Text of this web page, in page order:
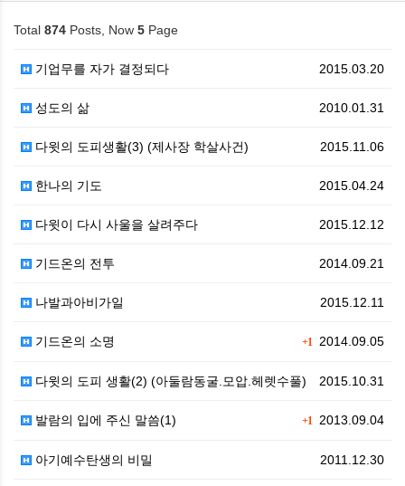
Total 874 Posts, Now 5 Page
2015.03.20
기업무를 자가 결정되다
2010.01.31
성도의 삶
2015.11.06
다윗의 도피생활(3) (제사장 학살사건)
2015.04.24
한나의 기도
2015.12.12
다윗이 다시 사울을 살려주다
2014.09.21
기드온의 전투
2015.12.11
나발과아비가일
+1 2014.09.05
기드온의 소명
2015.10.31
다윗의 도피 생활(2) (아둘람동굴.모압.헤렛수풀)
+1 2013.09.04
발람의 입에 주신 말씀(1)
2011.12.30
아기예수탄생의 비밀